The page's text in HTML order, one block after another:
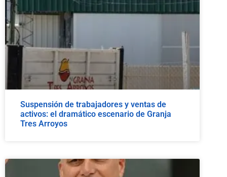
Suspensión de trabajadores y ventas de
activos: el dramático escenario de Granja
Tres Arroyos